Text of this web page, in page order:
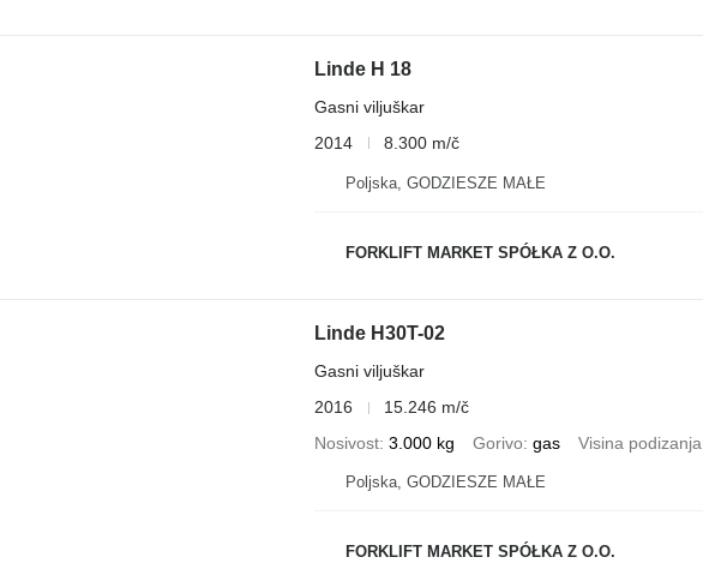
Linde H 18
Gasni viljuškar
2014
8.300 m/č
Poljska, GODZIESZE MAŁE
FORKLIFT MARKET SPÓŁKA Z O.O.
Linde H30T-02
Gasni viljuškar
2016
15.246 m/č
Nosivost 3.000 kg Gorivo gas Visina podizanja
Poljska, GODZIESZE MAŁE
FORKLIFT MARKET SPÓŁKA Z O.O.